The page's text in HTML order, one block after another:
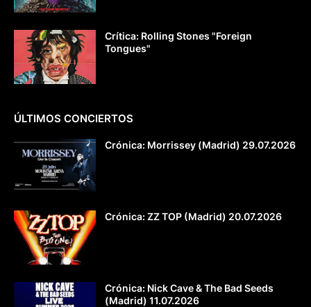
Crítica: Rolling Stones "Foreign
Tongues"
ÚLTIMOS CONCIERTOS
Crónica: Morrissey (Madrid) 29.07.2026
Crónica: ZZ TOP (Madrid) 20.07.2026
Crónica: Nick Cave & The Bad Seeds
(Madrid) 11.07.2026